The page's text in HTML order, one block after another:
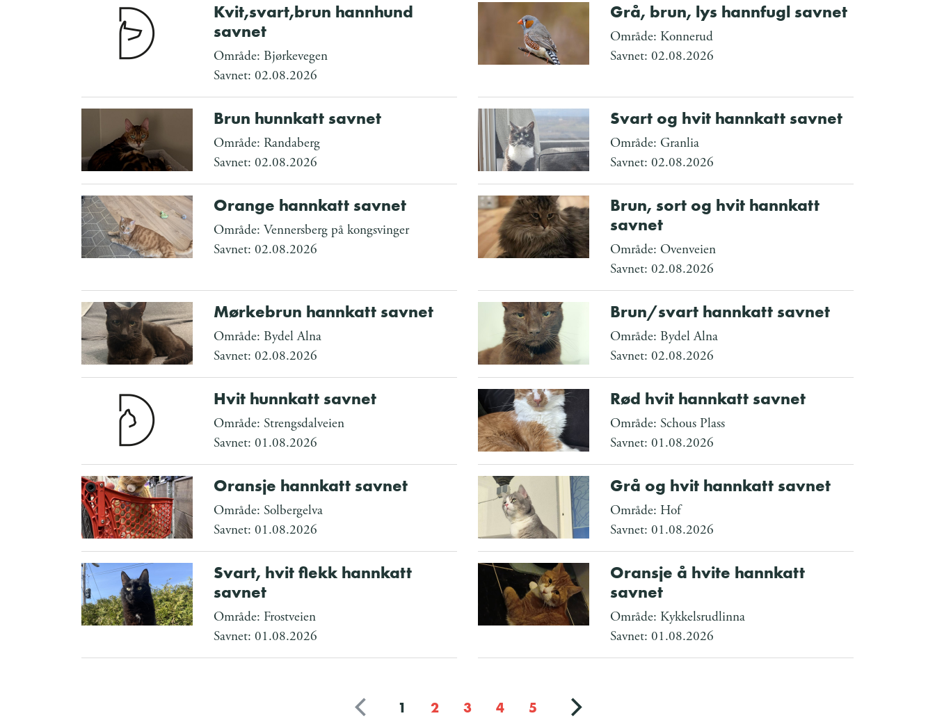
Kvit,svart,brun hannhund
savnet
Område: Bjørkevegen
Savnet: 02.08.2026
Grå, brun, lys hannfugl savnet
Område: Konnerud
Savnet: 02.08.2026
Brun hunnkatt savnet
Område: Randaberg
Savnet: 02.08.2026
Svart og hvit hannkatt savnet
Område: Granlia
Savnet: 02.08.2026
Orange hannkatt savnet
Område: Vennersberg på kongsvinger
Savnet: 02.08.2026
Brun, sort og hvit hannkatt
savnet
Område: Ovenveien
Savnet: 02.08.2026
Mørkebrun hannkatt savnet
Område: Bydel Alna
Savnet: 02.08.2026
Brun/svart hannkatt savnet
Område: Bydel Alna
Savnet: 02.08.2026
Hvit hunnkatt savnet
Område: Strengsdalveien
Savnet: 01.08.2026
Rød hvit hannkatt savnet
Område: Schous Plass
Savnet: 01.08.2026
Oransje hannkatt savnet
Område: Solbergelva
Savnet: 01.08.2026
Grå og hvit hannkatt savnet
Område: Hof
Savnet: 01.08.2026
Svart, hvit flekk hannkatt
savnet
Område: Frostveien
Savnet: 01.08.2026
Oransje å hvite hannkatt
savnet
Område: Kykkelsrudlinna
Savnet: 01.08.2026
1 2 3 4 5